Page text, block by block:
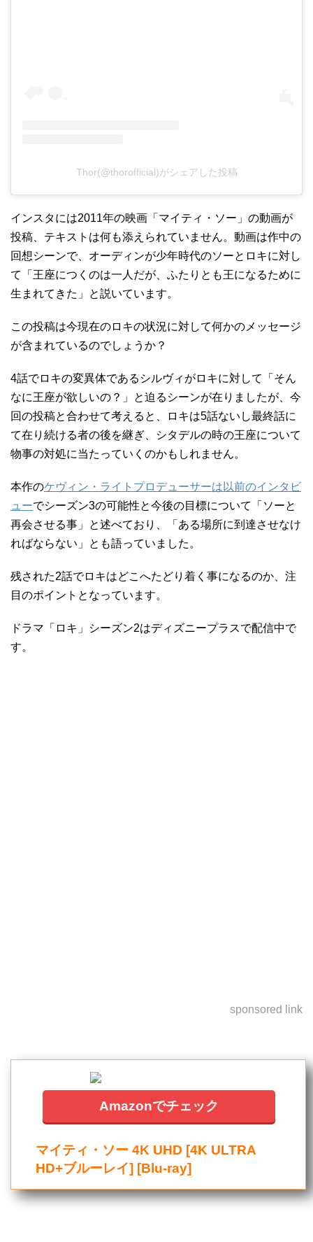
Thor(@thorofficial)がシェアした投稿
インスタには2011年の映画「マイティ・ソー」の動画が
投稿、テキストは何も添えられていません。動画は作中の
回想シーンで、オーディンが少年時代のソーとロキに対し
て「王座につくのは一人だが、ふたりとも王になるために
生まれてきた」と説いています。
この投稿は今現在のロキの状況に対して何かのメッセージ
が含まれているのでしょうか？
4話でロキの変異体であるシルヴィがロキに対して「そん
なに王座が欲しいの？」と迫るシーンが在りましたが、今
回の投稿と合わせて考えると、ロキは5話ないし最終話に
て在り続ける者の後を継ぎ、シタデルの時の王座について
物事の対処に当たっていくのかもしれません。
本作のケヴィン・ライトプロデューサーは以前のインタビ
ューでシーズン3の可能性と今後の目標について「ソーと
再会させる事」と述べており、「ある場所に到達させなけ
ればならない」とも語っていました。
残された2話でロキはどこへたどり着く事になるのか、注
目のポイントとなっています。
ドラマ「ロキ」シーズン2はディズニープラスで配信中で
す。
sponsored link
Amazonでチェック
マイティ・ソー 4K UHD [4K ULTRA
HD+ブルーレイ] [Blu-ray]